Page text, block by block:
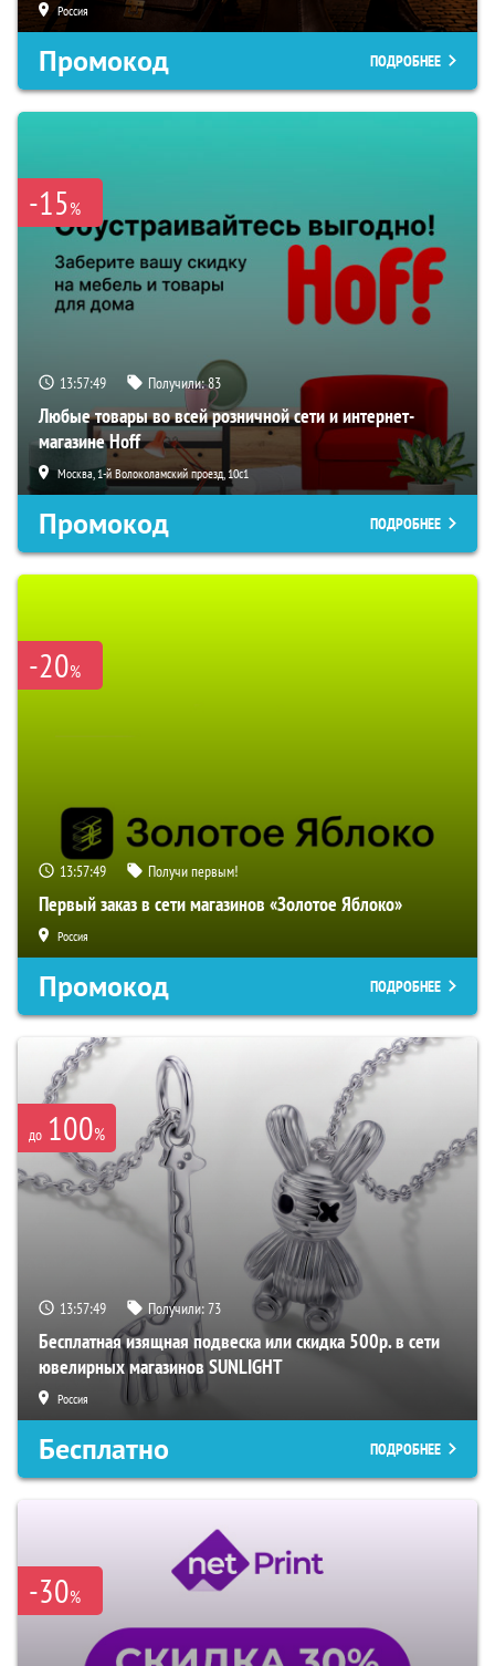
Россия
Промокод ПОДРОБНЕЕ
-15%
13:57:48 Получили:83
Любые товары во всей розничной сети и интернет-
магазине Hoff
Москва, 1-й Волоколамский проезд, 10с1
Промокод ПОДРОБНЕЕ
-20%
13:57:48 Получи первым!
Первый заказ в сети магазинов «Золотое Яблоко»
Россия
Промокод ПОДРОБНЕЕ
до 100%
13:57:48 Получили:73
Бесплатная изящная подвеска или скидка 500р. в сети
ювелирных магазинов SUNLIGHT
Россия
Бесплатно ПОДРОБНЕЕ
-30%